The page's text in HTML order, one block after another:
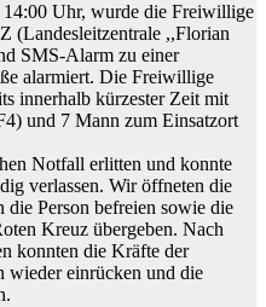
Uhr, wurde die Freiwillige
(Landesleitzentrale ,,Florian
SMS-Alarm zu einer
alarmiert. Die Freiwillige
innerhalb kürzester Zeit mit
und 7 Mann zum Einsatzort
Notfall erlitten und konnte
verlassen. Wir öffneten die
Person befreien sowie die
Kreuz übergeben. Nach
konnten die Kräfte der
wieder einrücken und die